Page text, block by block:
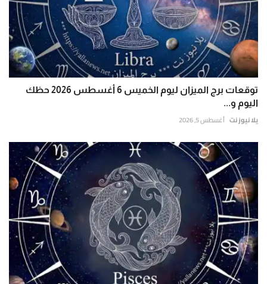
توقعات برج الميزان ليوم الخميس 6 أغسطس 2026 حظك
اليوم و...
يلا نيوز نت أغسطس 5, 2026